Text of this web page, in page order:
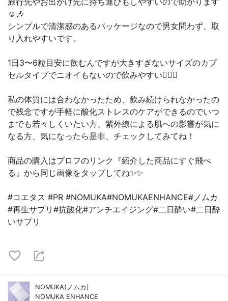
☺️🎶
シンプルで清潔感のあるパッケージなので男女問わず、取
り入れやすいです。
1日3〜6粒目安に飲むんですが大きすぎないサイズのカプ
セルタイプでニオイもないので飲みやすい🙆‍♀️✨
私の体質には合わなかったため、飲み続けられなかったの
で残念ですが手軽に酸化ストレスのケアができるのでいつ
までも若々しくいたい方、紫外線による肌への影響が気に
なる方、気になったら是非、チェックしてみてね！
商品の購入はプロフのリンク『紹介した商品にすぐ飛べ
る』から同じ画像をタップしてね✨✨
#コエタス #PR #NOMUKA#NOMUKAENHANCE#ノムカ
#再生サプリ#抗酸化#アンチエイジング#二日酔い#二日酔
いサプリ
NOMUKA(ノムカ)
NOMUKA ENHANCE